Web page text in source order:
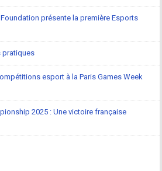
présente la première Esports
pratiques
esport à la Paris Games Week
2025 : Une victoire française